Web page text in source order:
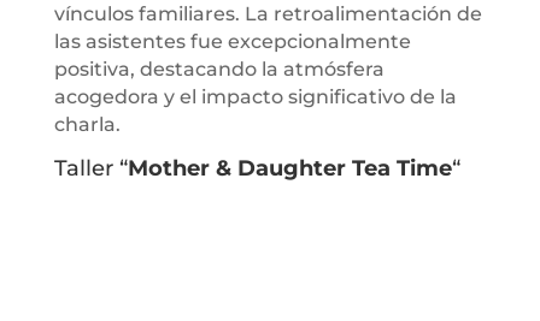
vínculos familiares. La retroalimentación de
las asistentes fue excepcionalmente
positiva, destacando la atmósfera
acogedora y el impacto significativo de la
charla.
Taller “Mother & Daughter Tea Time“